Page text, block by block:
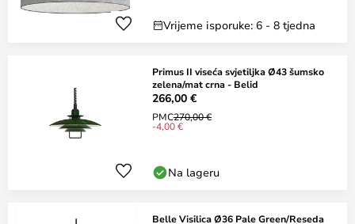
Vrijeme isporuke: 6 - 8 tjedna
Primus II viseća svjetiljka Ø43 šumsko
zelena/mat crna - Belid
266,00 €
PMC270,00 €
-4,00 €
Na lageru
Belle Visilica Ø36 Pale Green/Reseda